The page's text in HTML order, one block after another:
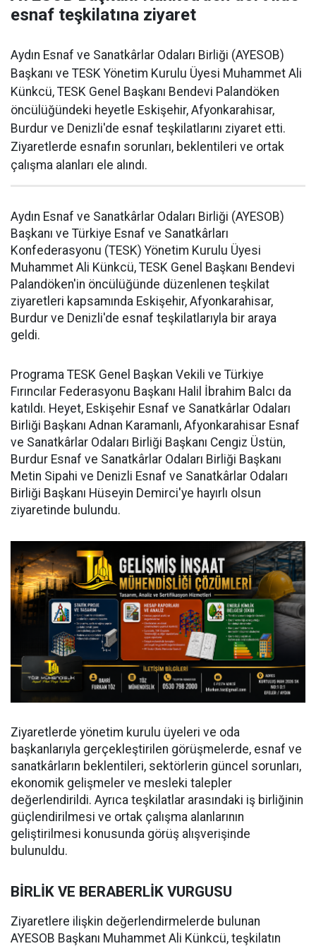
esnaf teşkilatına ziyaret
Aydın Esnaf ve Sanatkârlar Odaları Birliği (AYESOB)
Başkanı ve TESK Yönetim Kurulu Üyesi Muhammet Ali
Künkcü, TESK Genel Başkanı Bendevi Palandöken
öncülüğündeki heyetle Eskişehir, Afyonkarahisar,
Burdur ve Denizli'de esnaf teşkilatlarını ziyaret etti.
Ziyaretlerde esnafın sorunları, beklentileri ve ortak
çalışma alanları ele alındı.
Aydın Esnaf ve Sanatkârlar Odaları Birliği (AYESOB)
Başkanı ve Türkiye Esnaf ve Sanatkârları
Konfederasyonu (TESK) Yönetim Kurulu Üyesi
Muhammet Ali Künkcü, TESK Genel Başkanı Bendevi
Palandöken'in öncülüğünde düzenlenen teşkilat
ziyaretleri kapsamında Eskişehir, Afyonkarahisar,
Burdur ve Denizli'de esnaf teşkilatlarıyla bir araya
geldi.
Programa TESK Genel Başkan Vekili ve Türkiye
Fırıncılar Federasyonu Başkanı Halil İbrahim Balcı da
katıldı. Heyet, Eskişehir Esnaf ve Sanatkârlar Odaları
Birliği Başkanı Adnan Karamanlı, Afyonkarahisar Esnaf
ve Sanatkârlar Odaları Birliği Başkanı Cengiz Üstün,
Burdur Esnaf ve Sanatkârlar Odaları Birliği Başkanı
Metin Sipahi ve Denizli Esnaf ve Sanatkârlar Odaları
Birliği Başkanı Hüseyin Demirci'ye hayırlı olsun
ziyaretinde bulundu.
Ziyaretlerde yönetim kurulu üyeleri ve oda
başkanlarıyla gerçekleştirilen görüşmelerde, esnaf ve
sanatkârların beklentileri, sektörlerin güncel sorunları,
ekonomik gelişmeler ve mesleki talepler
değerlendirildi. Ayrıca teşkilatlar arasındaki iş birliğinin
güçlendirilmesi ve ortak çalışma alanlarının
geliştirilmesi konusunda görüş alışverişinde
bulunuldu.
BİRLİK VE BERABERLİK VURGUSU
Ziyaretlere ilişkin değerlendirmelerde bulunan
AYESOB Başkanı Muhammet Ali Künkcü, teşkilatın